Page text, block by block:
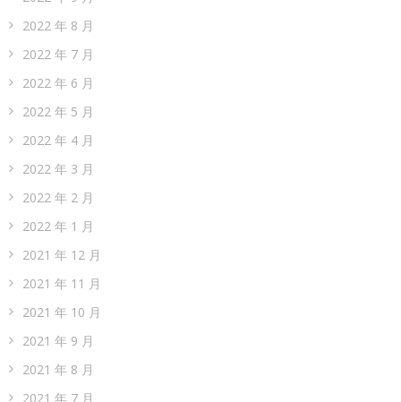
2022 年 8 月
2022 年 7 月
2022 年 6 月
2022 年 5 月
2022 年 4 月
2022 年 3 月
2022 年 2 月
2022 年 1 月
2021 年 12 月
2021 年 11 月
2021 年 10 月
2021 年 9 月
2021 年 8 月
2021 年 7 月